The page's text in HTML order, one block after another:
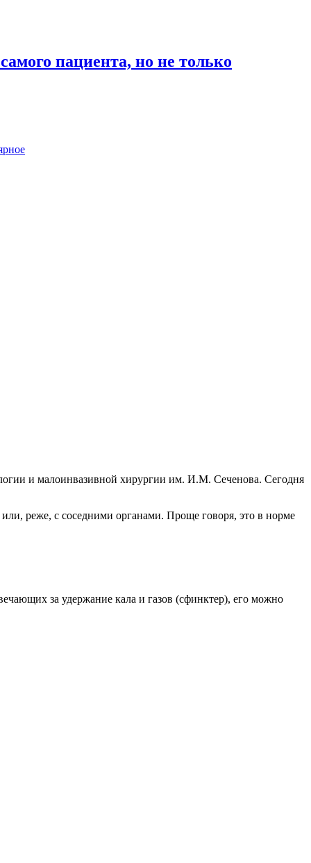
пациента, но не только
и малоинвазивной хирургии им. И.М. Сеченова. Сегодня
реже, с соседними органами. Проще говоря, это в норме
за удержание кала и газов (сфинктер), его можно